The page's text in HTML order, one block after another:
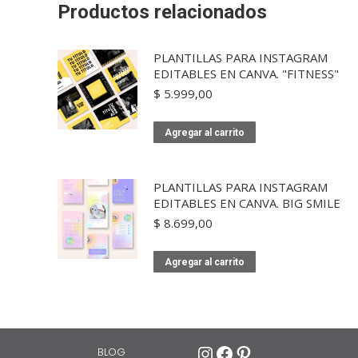
Productos relacionados
PLANTILLAS PARA INSTAGRAM
EDITABLES EN CANVA. "FITNESS"
$ 5.999,00
Agregar al carrito
PLANTILLAS PARA INSTAGRAM
EDITABLES EN CANVA. BIG SMILE
$ 8.699,00
Agregar al carrito
BLOG InstagramFacebook Pinterest